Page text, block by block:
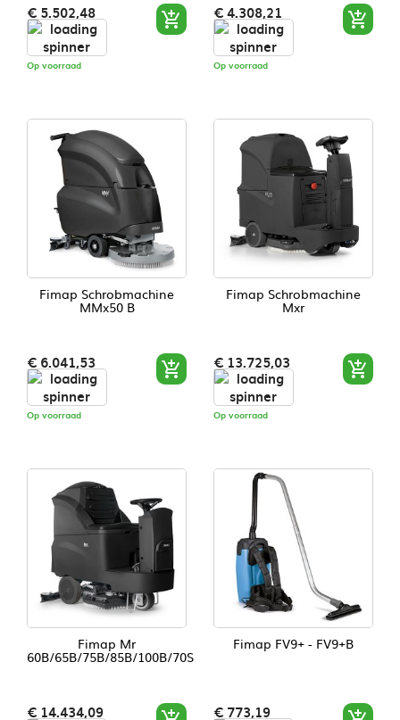
€ 5.502,48
Op voorraad
 € 4.308,21
Op voorraad

Fimap Schrobmachine
MMx50 B
€ 6.041,53
Op voorraad

Fimap Schrobmachine
Mxr
€ 13.725,03
Op voorraad

Fimap Mr
60B/65B/75B/85B/100B/70S
€ 14.434,09
Fimap FV9+ - FV9+B
€ 773,19